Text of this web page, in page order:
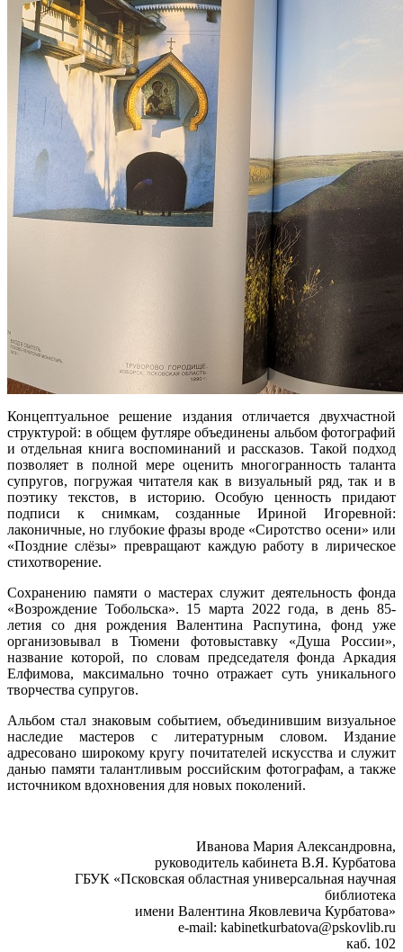
Концептуальное решение издания отличается двухчастной
структурой: в общем футляре объединены альбом фотографий
и отдельная книга воспоминаний и рассказов. Такой подход
позволяет в полной мере оценить многогранность таланта
супругов, погружая читателя как в визуальный ряд, так и в
поэтику текстов, в историю. Особую ценность придают
подписи к снимкам, созданные Ириной Игоревной:
лаконичные, но глубокие фразы вроде «Сиротство осени» или
«Поздние слёзы» превращают каждую работу в лирическое
стихотворение.
Сохранению памяти о мастерах служит деятельность фонда
«Возрождение Тобольска». 15 марта 2022 года, в день 85-
летия со дня рождения Валентина Распутина, фонд уже
организовывал в Тюмени фотовыставку «Душа России»,
название которой, по словам председателя фонда Аркадия
Елфимова, максимально точно отражает суть уникального
творчества супругов.
Альбом стал знаковым событием, объединившим визуальное
наследие мастеров с литературным словом. Издание
адресовано широкому кругу почитателей искусства и служит
данью памяти талантливым российским фотографам, а также
источником вдохновения для новых поколений.
Иванова Мария Александровна,
руководитель кабинета В.Я. Курбатова
ГБУК «Псковская областная универсальная научная
библиотека
имени Валентина Яковлевича Курбатова»
e-mail: kabinetkurbatova@pskovlib.ru
каб. 102